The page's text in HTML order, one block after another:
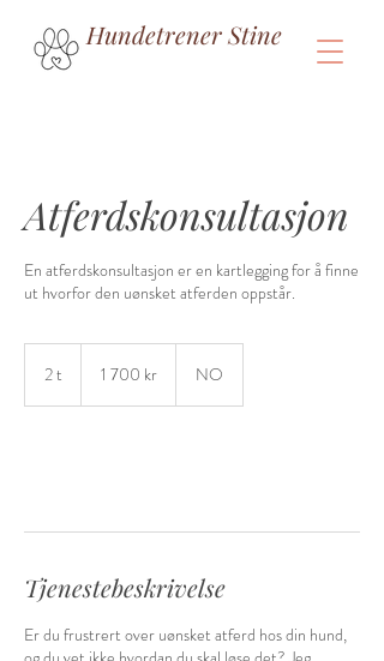
Hundetrener Stine
Atferdskonsultasjon
En atferdskonsultasjon er en kartlegging for å finne
ut hvorfor den uønsket atferden oppstår.
2 t
kroner1 700 kr NO
Tjenestebeskrivelse
Er du frustrert over uønsket atferd hos din hund,